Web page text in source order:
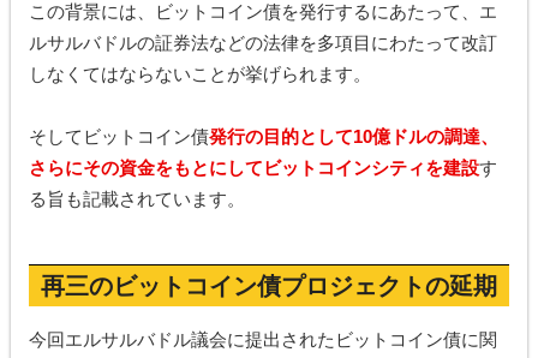
この背景には、ビットコイン債を発行するにあたって、エ
ルサルバドルの証券法などの法律を多項目にわたって改訂
しなくてはならないことが挙げられます。
そしてビットコイン債発行の目的として10億ドルの調達、
さらにその資金をもとにしてビットコインシティを建設す
る旨も記載されています。
再三のビットコイン債プロジェクトの延期
今回エルサルバドル議会に提出されたビットコイン債に関